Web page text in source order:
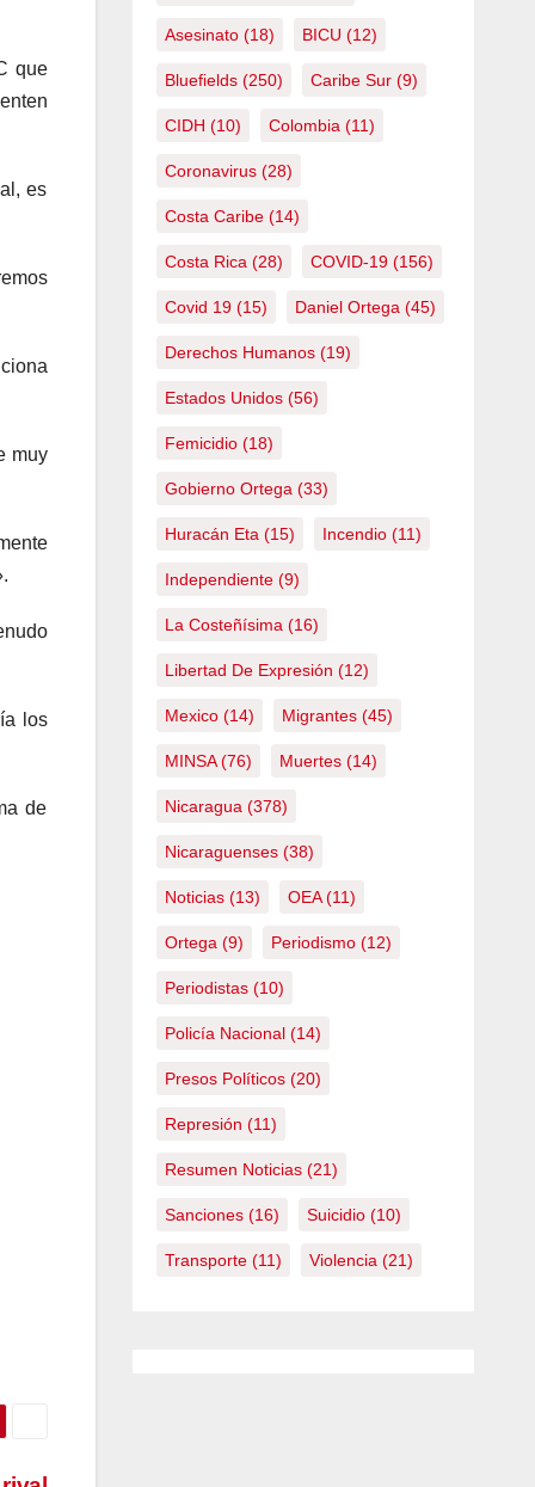
que
es
muy
los
de
Asesinato(18) BICU (12)
Bluefields(250) Caribe Sur(9)
CIDH (10) Colombia (11)
Coronavirus(28)
Costa Caribe(14)
Costa Rica (28) COVID-19(156)
Covid 19(15) Daniel Ortega (45)
Derechos Humanos(19)
Estados Unidos(56)
Femicidio(18)
Gobierno Ortega (33)
Huracán Eta (15) Incendio(11)
Independiente(9)
La Costeñísima (16)
Libertad De Expresión (12)
Mexico(14) Migrantes(45)
MINSA(76) Muertes(14)
Nicaragua (378)
Nicaraguenses(38)
Noticias(13) OEA(11)
Ortega (9) Periodismo(12)
Periodistas(10)
Policía Nacional(14)
Presos Políticos(20)
Represión (11)
Resumen Noticias(21)
Sanciones(16) Suicidio(10)
Transporte(11) Violencia (21)